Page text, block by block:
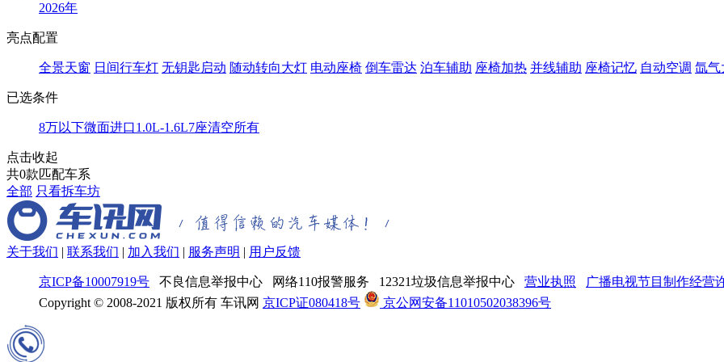
2026年
亮点配置
全景天窗 日间行车灯 无钥匙启动 随动转向大灯 电动座椅 倒车雷达 泊车辅助 座椅加热 并线辅助 座椅记忆 自动空调 氙气
已选条件
8万以下微面进口1.0L-1.6L7座清空所有
点击收起
共0款匹配车系
全部 只看拆车坊
关于我们 | 联系我们 | 加入我们 | 服务声明 | 用户反馈
京ICP备10007919号 不良信息举报中心 网络110报警服务 12321垃圾信息举报中心 营业执照
广播电视节目制作经营
Copyright © 2008-2021 版权所有 车讯网 京ICP证080418号 京公网安备11010502038396号